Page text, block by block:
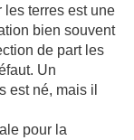
les terres est une
bien souvent
de part les
Un
est né, mais il
pour la